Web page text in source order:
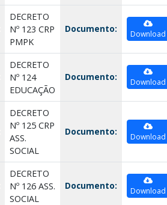
DECRETO
Nº 123 CRP
PMPK
Documento: Download
DECRETO
Nº 124
EDUCAÇÃO
Documento: Download
DECRETO
Nº 125 CRP
ASS.
SOCIAL
Documento: Download
DECRETO
Nº 126 ASS.
SOCIAL
Documento: Download